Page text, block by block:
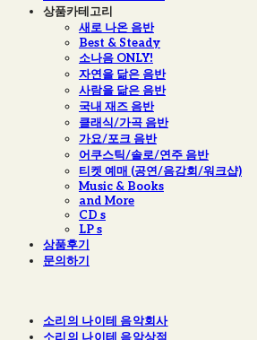
상품카테고리
새로 나온 음반
Best & Steady
소나음 ONLY!
자연을 닮은 음반
사람을 닮은 음반
국내 재즈 음반
클래식/가곡 음반
가요/포크 음반
어쿠스틱/솔로/연주 음반
티켓 예매 (공연/음감회/워크샵)
Music & Books
and More
CD s
LP s
상품후기
문의하기
소리의 나이테 음악회사
소리의 나이테 음악상점